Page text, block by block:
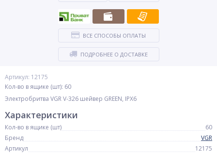
Артикул: 12175
Кол-во в ящике (шт): 60
Электробритва VGR V-326 шейвер GREEN, IPX6
ВСЕ СПОСОБЫ ОПЛАТЫ
ПОДРОБНЕЕ О ДОСТАВКЕ
Характеристики
Кол-во в ящике (шт)
60
Бренд
VGR
Артикул
12175